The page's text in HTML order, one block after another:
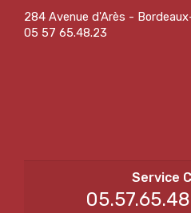
284 Avenue d'Arès -
05 57 65.48.23